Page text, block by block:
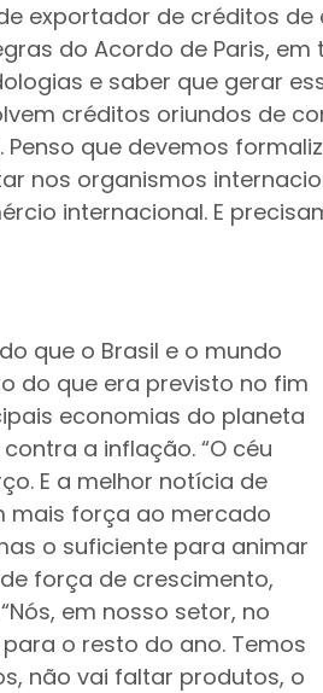
exportador de créditos
do Acordo de Paris,
e saber que gerar
créditos oriundos de
que devemos
nos organismos
internacional. E
que o Brasil e o mundo
do que era previsto no fim
economias do planeta
a inflação. “O céu
E a melhor notícia de
mais força ao mercado
o suficiente para animar
força de crescimento,
em nosso setor, no
o resto do ano. Temos
não vai faltar produtos, o